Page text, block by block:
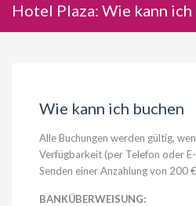
Hotel Plaza: Wie kann ich
Wie kann ich buchen
Alle Buchungen werden gültig,
Verfügbarkeit (per Telefon oder
Senden einer Anzahlung von 200
BANKÜBERWEISUNG: